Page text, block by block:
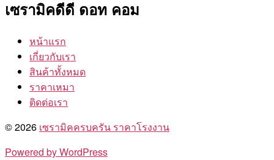
เซรามิคดีดี ดอท คอม
หน้าแรก
เกี่ยวกับเรา
สินค้าทั้งหมด
ราคาเหมา
ติดต่อเรา
© 2026 เซรามิคครบครัน ราคาโรงงาน
Powered by WordPress